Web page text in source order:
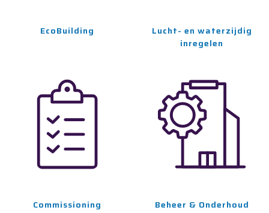
EcoBuilding
Lucht- en waterzijdig
inregelen
Commissioning Beheer & Onderhoud